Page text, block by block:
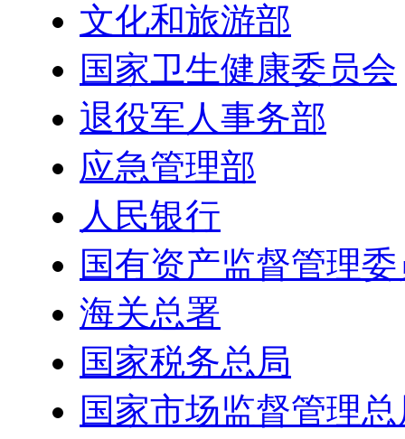
文化和旅游部
国家卫生健康委员会
退役军人事务部
应急管理部
人民银行
国有资产监督管理
海关总署
国家税务总局
国家市场监督管理